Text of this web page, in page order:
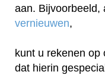
aan. Bijvoorbeeld,
vernieuwen,
kunt u rekenen op
dat hierin